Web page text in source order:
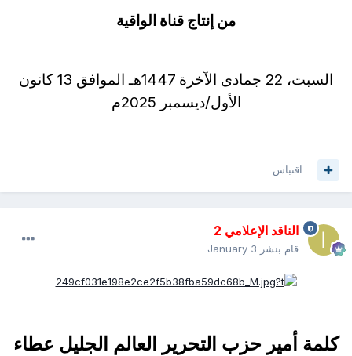
من إنتاج قناة الواقية
السبت، 22 جمادى الآخرة 1447هـ الموافق 13 كانون
الأول/ديسمبر 2025م
اقتباس
الناقد الإعلامي 2
قام بنشر January 3
كلمة أمير حزب التحرير العالم الجليل عطاء